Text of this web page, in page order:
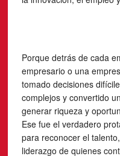
Porque detrás de cada
empresario o una
tomado decisiones
complejos y convertido
generar riqueza y
Ese fue el verdadero
para reconocer el
liderazgo de quienes